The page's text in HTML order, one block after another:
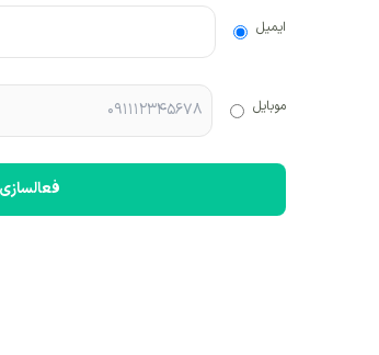
ایمیل
موبایل
فعالسازی